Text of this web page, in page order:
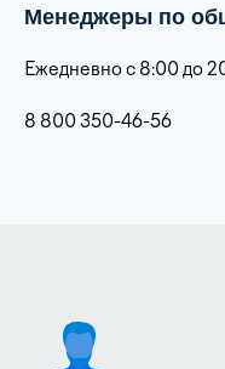
Менеджеры по
Ежедневно с 8:00 до
8 800 350-46-56